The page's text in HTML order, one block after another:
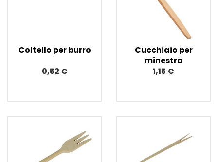
Coltello per burro
0,52 €
Cucchiaio per
minestra
1,15 €